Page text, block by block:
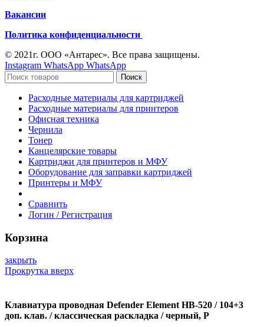
Вакансии
Политика конфиденциальности
© 2021г. ООО «Антарес». Все права защищены.
Instagram WhatsApp WhatsApp
Поиск
Расходные материалы для картриджей
Расходные материалы для принтеров
Офисная техника
Чернила
Тонер
Канцелярские товары
Картриджи для принтеров и МФУ
Оборудование для заправки картриджей
Принтеры и МФУ
Сравнить
Логин / Регистрация
Корзина
закрыть
Прокрутка вверх
Клавиатура проводная Defender Element HB-520 / 104+3
доп. клав. / классическая раскладка / черный, P